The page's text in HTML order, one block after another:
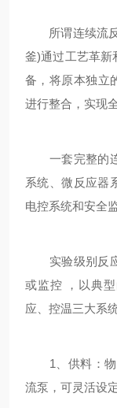
所谓连续流反
釜)通过工艺革新
备，将原本独立
进行整合，实现
一套完整的连
系统、微反应器
电控系统和安全
实验级别反应
或监控 ，以典
应、控温三大系
1、供料：物
流泵，可灵活设